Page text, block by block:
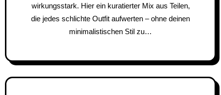
wirkungsstark. Hier ein kuratierter Mix aus Teilen,
die jedes schlichte Outfit aufwerten – ohne deinen
minimalistischen Stil zu…